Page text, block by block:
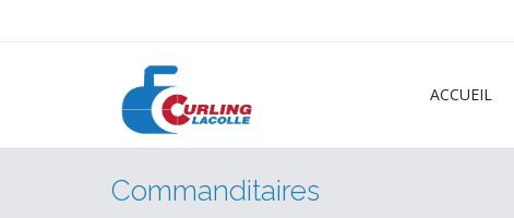
ACCUEIL
Commanditaires